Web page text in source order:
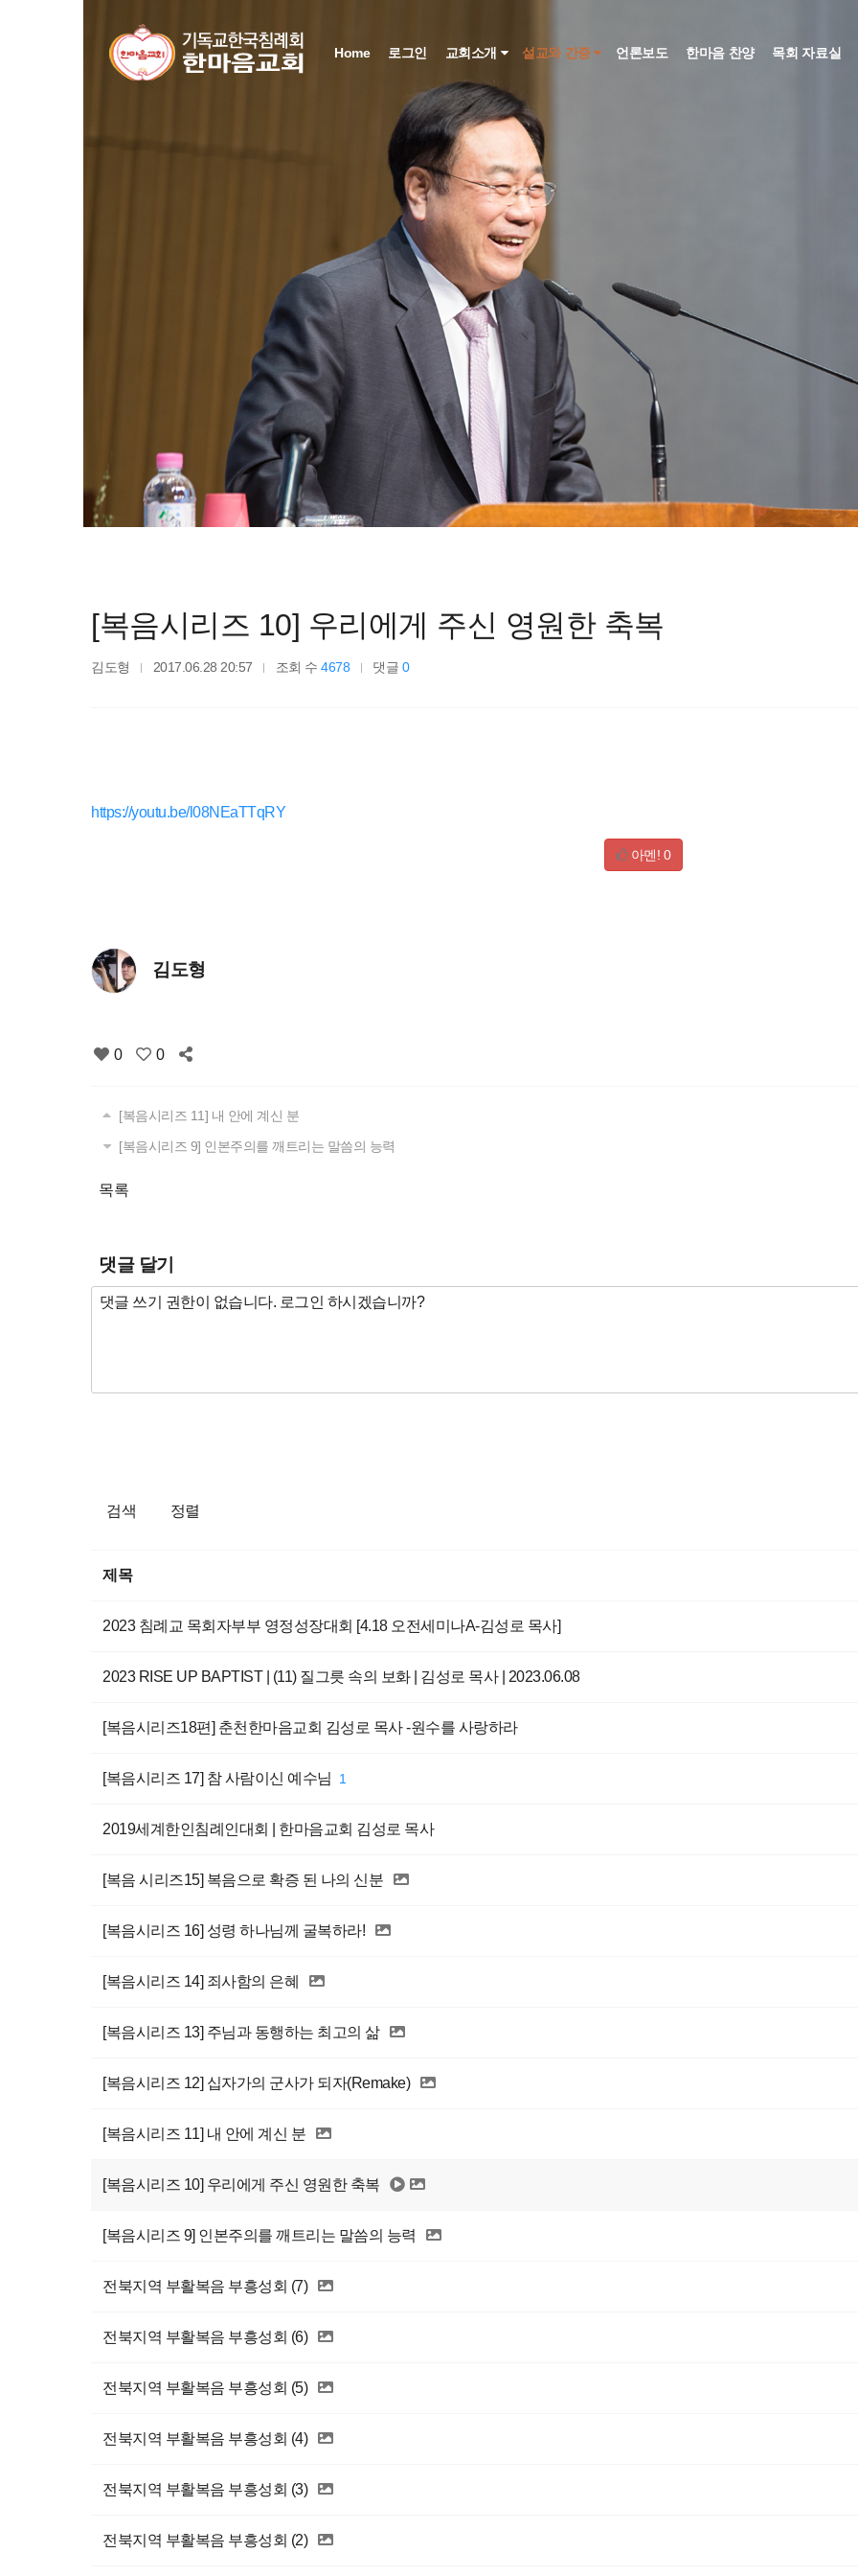
Home 로그인 교회소개 설교와 간증 언론보도 한마음 찬양 목회 자료실
[복음시리즈 10] 우리에게 주신 영원한 축복
김도형 2017.06.28 20:57 조회 수4678 댓글 0
https://youtu.be/l08NEaTTqRY
아멘! 0
김도형
0 0
[복음시리즈 11] 내 안에 계신 분
[복음시리즈 9] 인본주의를 깨트리는 말씀의 능력
목록
댓글 달기
검색 정렬
제목
2023 침례교 목회자부부 영정성장대회 [4.18 오전세미나A-김성로 목사]
2023 RISE UP BAPTIST | (11) 질그릇 속의 보화 | 김성로 목사 | 2023.06.08
[복음시리즈18편] 춘천한마음교회 김성로 목사 -원수를 사랑하라
[복음시리즈 17] 참 사람이신 예수님 1
2019세계한인침례인대회 | 한마음교회 김성로 목사
[복음 시리즈15] 복음으로 확증 된 나의 신분
[복음시리즈 16] 성령 하나님께 굴복하라!
[복음시리즈 14] 죄사함의 은혜
[복음시리즈 13] 주님과 동행하는 최고의 삶
[복음시리즈 12] 십자가의 군사가 되자(Remake)
[복음시리즈 11] 내 안에 계신 분
[복음시리즈 10] 우리에게 주신 영원한 축복
[복음시리즈 9] 인본주의를 깨트리는 말씀의 능력
전북지역 부활복음 부흥성회 (7)
전북지역 부활복음 부흥성회 (6)
전북지역 부활복음 부흥성회 (5)
전북지역 부활복음 부흥성회 (4)
전북지역 부활복음 부흥성회 (3)
전북지역 부활복음 부흥성회 (2)